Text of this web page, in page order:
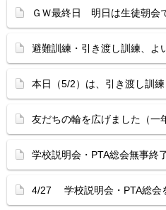
ＧＷ最終日 明日は生徒朝会
避難訓練・引き渡し訓練、よ
本日（5/2）は、引き渡し訓練
友だちの輪を広げました（一
学校説明会・PTA総会無事終
4/27 学校説明会・PTA総会